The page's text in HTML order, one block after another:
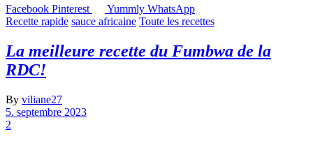
Facebook Pinterest Yummly WhatsApp
Recette rapide sauce africaine Toute les recettes
La meilleure recette du Fumbwa de la
RDC!
By viliane27
5. septembre 2023
2